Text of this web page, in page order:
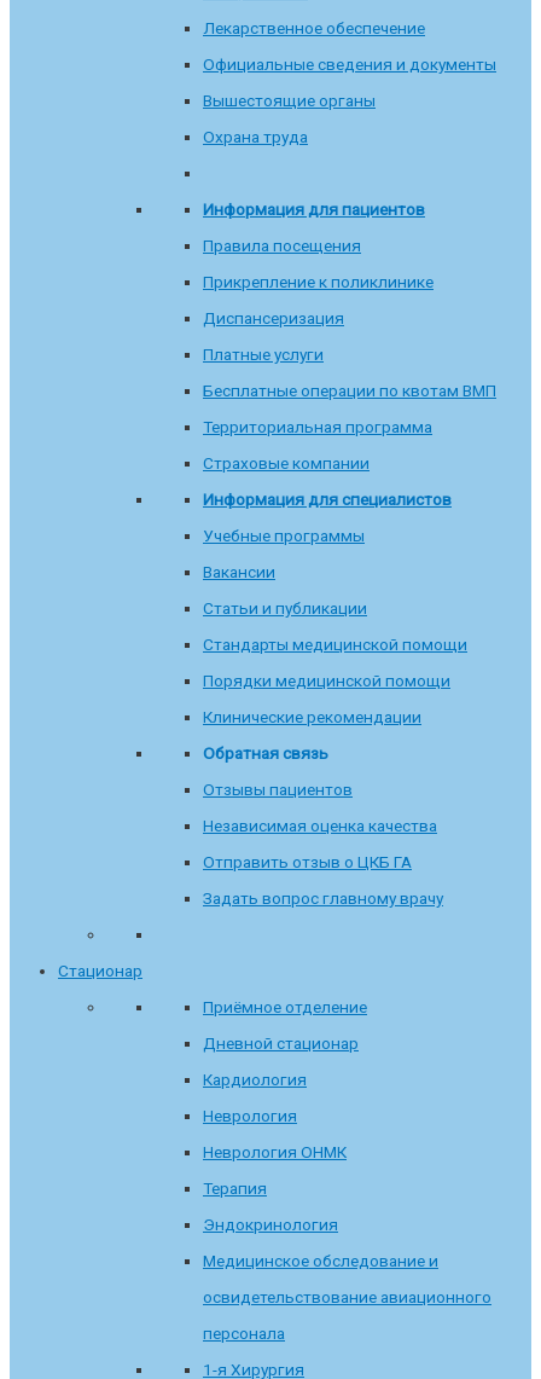
Лекарственное обеспечение
Официальные сведения и документы
Вышестоящие органы
Охрана труда
Информация для пациентов
Правила посещения
Прикрепление к поликлинике
Диспансеризация
Платные услуги
Бесплатные операции по квотам ВМП
Территориальная программа
Страховые компании
Информация для специалистов
Учебные программы
Вакансии
Статьи и публикации
Стандарты медицинской помощи
Порядки медицинской помощи
Клинические рекомендации
Обратная связь
Отзывы пациентов
Независимая оценка качества
Отправить отзыв о ЦКБ ГА
Задать вопрос главному врачу
Стационар
Приёмное отделение
Дневной стационар
Кардиология
Неврология
Неврология ОНМК
Терапия
Эндокринология
Медицинское обследование и
освидетельствование авиационного
персонала
1-я Хирургия